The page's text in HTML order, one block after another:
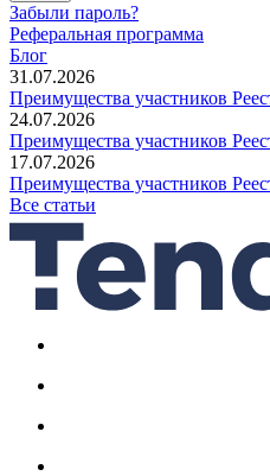
Забыли пароль?
Реферальная программа
Блог
31.07.2026
Преимущества участников
24.07.2026
Преимущества участников
17.07.2026
Преимущества участников
Все статьи